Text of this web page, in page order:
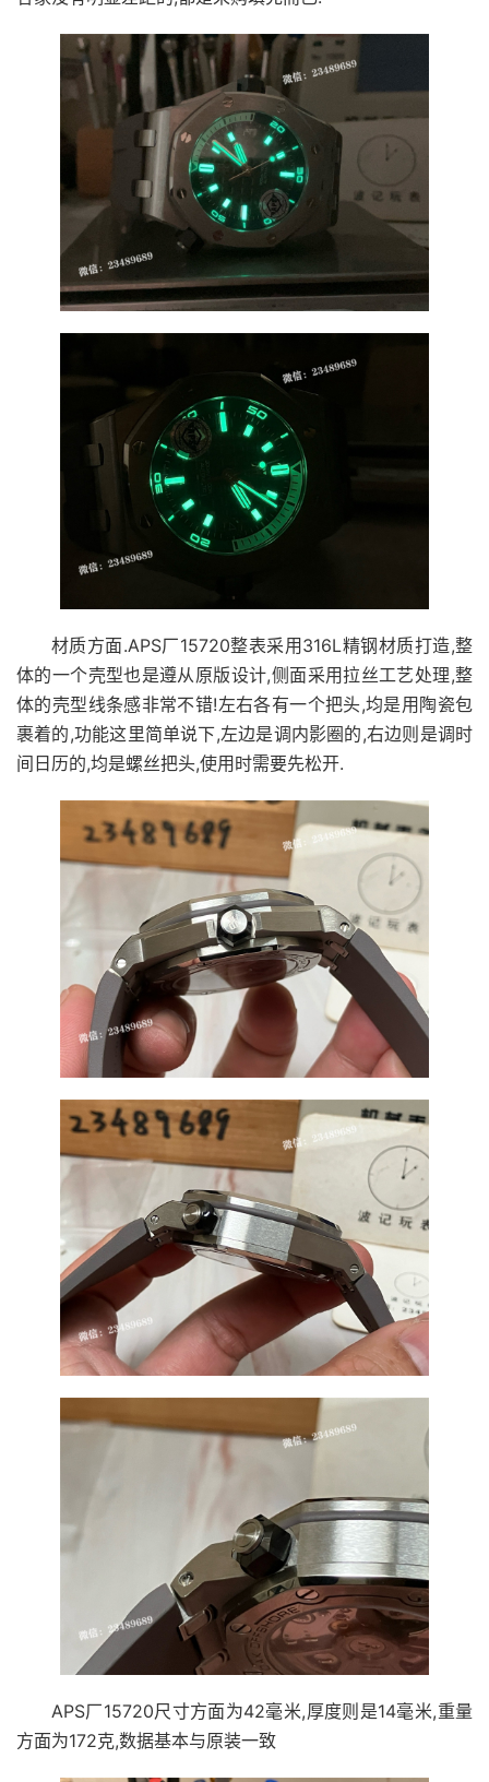
材质方面.APS厂15720整表采用316L精钢材质打造,整
体的一个壳型也是遵从原版设计,侧面采用拉丝工艺处理,整
体的壳型线条感非常不错!左右各有一个把头,均是用陶瓷包
裹着的,功能这里简单说下,左边是调内影圈的,右边则是调时
间日历的,均是螺丝把头,使用时需要先松开.
APS厂15720尺寸方面为42毫米,厚度则是14毫米,重量
方面为172克,数据基本与原装一致